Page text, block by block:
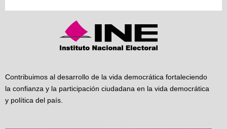
Contribuimos al desarrollo de la vida democrática fortaleciendo
la confianza y la participación ciudadana en la vida democrática
y política del país.